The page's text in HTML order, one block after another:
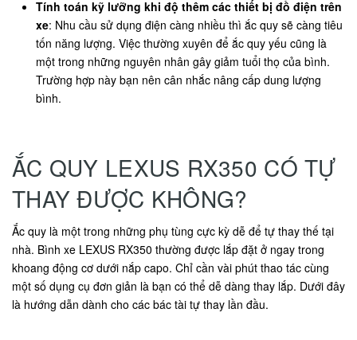
Tính toán kỹ lưỡng khi độ thêm các thiết bị đồ điện trên
xe: Nhu cầu sử dụng điện càng nhiều thì ắc quy sẽ càng tiêu
tốn năng lượng. Việc thường xuyên để ắc quy yếu cũng là
một trong những nguyên nhân gây giảm tuổi thọ của bình.
Trường hợp này bạn nên cân nhắc nâng cấp dung lượng
bình.
ẮC QUY LEXUS RX350 CÓ TỰ
THAY ĐƯỢC KHÔNG?
Ắc quy là một trong những phụ tùng cực kỳ dễ để tự thay thế tại
nhà. Bình xe LEXUS RX350 thường được lắp đặt ở ngay trong
khoang động cơ dưới nắp capo. Chỉ cần vài phút thao tác cùng
một số dụng cụ đơn giản là bạn có thể dễ dàng thay lắp. Dưới đây
là hướng dẫn dành cho các bác tài tự thay lần đầu.